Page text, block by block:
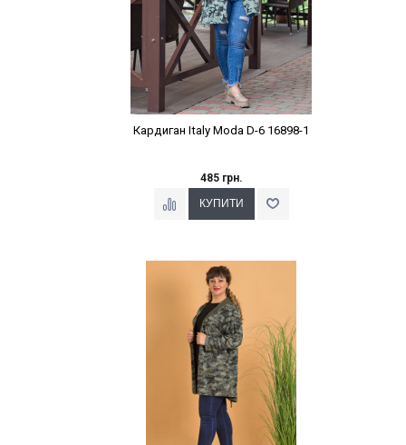
Кардиган Italy Moda D-6 16898-1
485 грн.
Наклейки Варіант з %